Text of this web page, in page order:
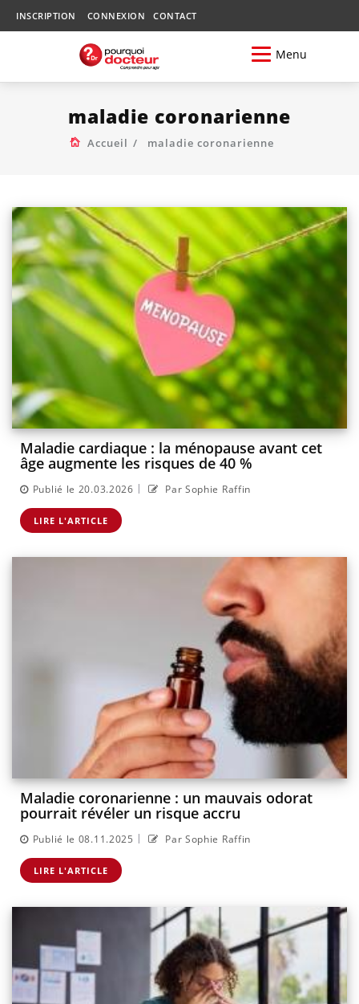
INSCRIPTION CONNEXION CONTACT
Menu
maladie coronarienne
Accueil maladie coronarienne
Maladie cardiaque : la ménopause avant cet
âge augmente les risques de 40 %
Publié le 20.03.2026 | Par Sophie Raffin
LIRE L'ARTICLE
Maladie coronarienne : un mauvais odorat
pourrait révéler un risque accru
Publié le 08.11.2025 | Par Sophie Raffin
LIRE L'ARTICLE